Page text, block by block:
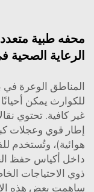
محفه طبية
الرعاية الصحية
المناطق الوعرة في
للكوارث يمكن
غير كافية. تحتوي
إطار قوي وعجلات
هوائية)، وتُستخدم
داخل أكياس حفظ
ذوي الاحتياجات
ساهمت بعض هذه